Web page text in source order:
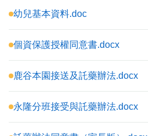
幼兒基本資料.doc
個資保護授權同意書.docx
鹿谷本園接送及託藥辦法.docx
永隆分班接受與託藥辦法.docx